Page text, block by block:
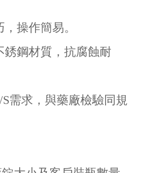
操作簡易。
銹鋼材質，抗腐蝕耐
需求 ，與藥廠檢驗同規